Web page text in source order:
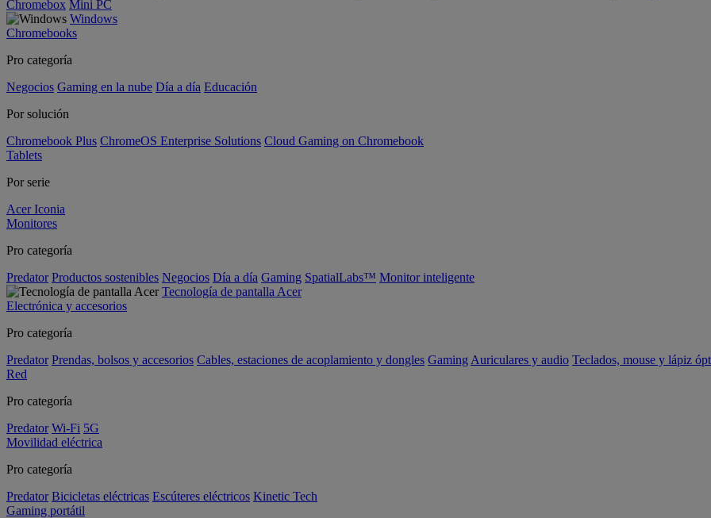
Chromebox Mini PC
Windows
Chromebooks
Pro categoría
Negocios Gaming en la nube Día a día Educación
Por solución
Chromebook Plus ChromeOS Enterprise Solutions Cloud Gaming on Chromebook
Tablets
Por serie
Acer Iconia
Monitores
Pro categoría
Predator Productos sostenibles Negocios Día a día Gaming SpatialLabs™ Monitor inteligente
Tecnología de pantalla Acer
Electrónica y accesorios
Pro categoría
Predator Prendas, bolsos y accesorios Cables, estaciones de acoplamiento y dongles Gaming Auriculares y audio Teclados, mouse y lápiz
Red
Pro categoría
Predator Wi-Fi 5G
Movilidad eléctrica
Pro categoría
Predator Bicicletas eléctricas Escúteres eléctricos Kinetic Tech
Gaming portátil